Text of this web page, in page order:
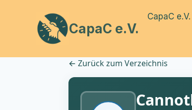
CapaC e.V.
CapaC e.V.
← Zurück zum Verzeichnis